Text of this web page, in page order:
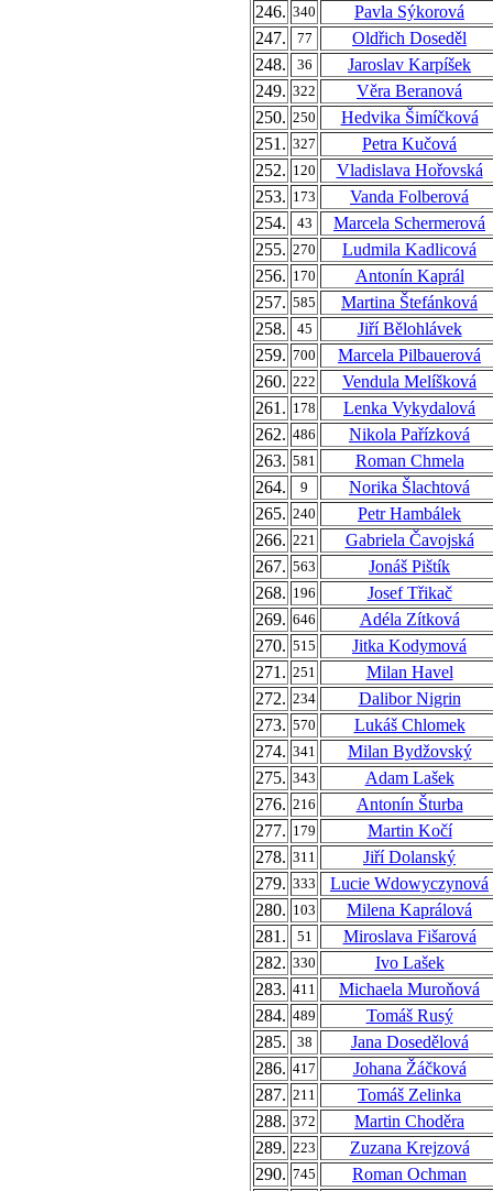
246. 340
Pavla Sýkorová
247.
77
Oldřich Doseděl
248.
36
Jaroslav Karpíšek
249. 322
Věra Beranová
250. 250
Hedvika Šimíčková
251. 327
Petra Kučová
252. 120
Vladislava Hořovská
253. 173
Vanda Folberová
254.
43
Marcela Schermerová
255. 270
Ludmila Kadlicová
256. 170
Antonín Kaprál
257. 585
Martina Štefánková
258.
45
Jiří Bělohlávek
259. 700
Marcela Pilbauerová
260. 222
Vendula Melíšková
261. 178
Lenka Vykydalová
262. 486
Nikola Pařízková
263. 581
Roman Chmela
264.
9
Norika Šlachtová
265. 240
Petr Hambálek
266. 221
Gabriela Čavojská
267. 563
Jonáš Pištík
268. 196
Josef Třikač
269. 646
Adéla Zítková
270. 515
Jitka Kodymová
271. 251
Milan Havel
272. 234
Dalibor Nigrin
273. 570
Lukáš Chlomek
274. 341
Milan Bydžovský
275. 343
Adam Lašek
276. 216
Antonín Šturba
277. 179
Martin Kočí
278. 311
Jiří Dolanský
279. 333
Lucie Wdowyczynová
280. 103
Milena Kaprálová
281.
51
Miroslava Fišarová
282. 330
Ivo Lašek
283. 411
Michaela Muroňová
284. 489
Tomáš Rusý
285.
38
Jana Dosedělová
286. 417
Johana Žáčková
287. 211
Tomáš Zelinka
288. 372
Martin Choděra
289. 223
Zuzana Krejzová
290. 745
Roman Ochman